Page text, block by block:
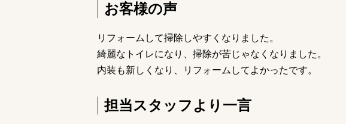
お客様の声
リフォームして掃除しやすくなりました。
綺麗なトイレになり、掃除が苦じゃなくなりました。
内装も新しくなり、リフォームしてよかったです。
担当スタッフより一言